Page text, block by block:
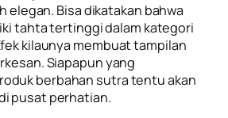
elegan. Bisa dikatakan bahwa
tahta tertinggi dalam kategori
kilaunya membuat tampilan
Siapapun yang
berbahan sutra tentu akan
pusat perhatian.